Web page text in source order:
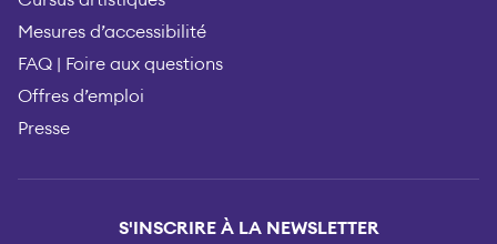
Mesures d’accessibilité
FAQ | Foire aux questions
Offres d’emploi
Presse
S'INSCRIRE À LA NEWSLETTER